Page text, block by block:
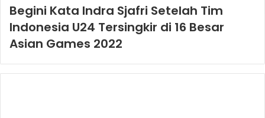
Begini Kata Indra Sjafri Setelah Tim
Indonesia U24 Tersingkir di 16 Besar
Asian Games 2022